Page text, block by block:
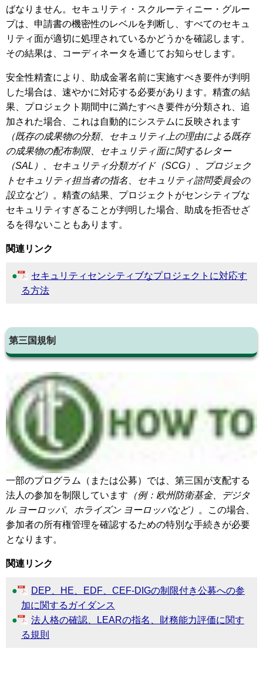
ばなりません。セキュリティ・スクルーティニー・グルー
プは、申請書の機密性のレベルを判断し、すべてのセキュ
リティ面が適切に処理されているかどうかを確認します。
その結果は、コーディネータを通じてお知らせします。
安全性精査により、助成金署名前に実施すべき要件が判明
した場合は、速やかに対応する必要があります。精査の結
果、プロジェクト期間中に満たすべき要件が分類され、追
加された場合、これは自動的にシステムに反映されます
（既存の成果物の分類、セキュリティ上の理由による既存
の成果物の配布制限、セキュリティ面に関するレター
（SAL）、セキュリティ分類ガイド（SCG）、プロジェク
トセキュリティ担当者の指名、セキュリティ諮問委員会の
設立など）
。精査の結果、プロジェクトがセンシティブな
セキュリティすぎることが判明した場合、助成を拒否せざ
るを得ないこともあります。
関連リンク
セキュリティセンシティブなプロジェクトに対応す
る方法
第三国規制
一部のプログラム（または公募）では、第三国が支配する
法人の参加を制限しています （例：欧州防衛基金、デジタ
ル ヨーロッパ、ホライズン ヨーロッパなど）
。この場合、
参加者の所有権管理を確認するための特別な手続きが必要
となります。
関連リンク
DEP、HE、EDF、CEF-DIGの制限付き公募への参
加に関するガイダンス
法人格の確認、LEARの指名、財務能力評価に関す
る規則